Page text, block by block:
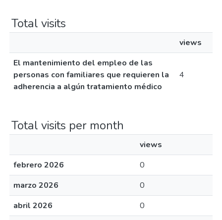
Policies
Total visits
views
El mantenimiento del empleo de las
personas con familiares que requieren la
adherencia a algún tratamiento médico
4
Total visits per month
views
febrero 2026
0
marzo 2026
0
abril 2026
0